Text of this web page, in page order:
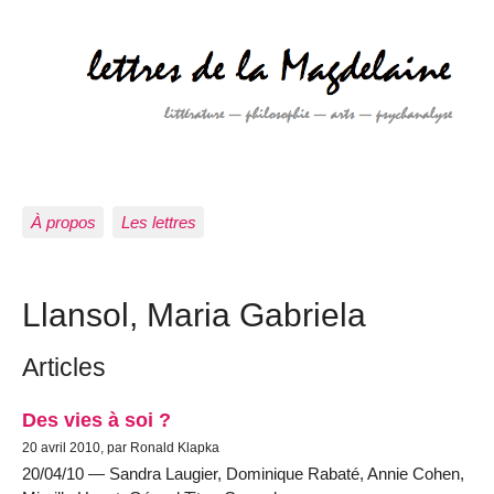
À propos Les lettres
Llansol, Maria Gabriela
Articles
Des vies à soi ?
20 avril 2010, par Ronald Klapka
20/04/10 — Sandra Laugier, Dominique Rabaté, Annie Cohen,